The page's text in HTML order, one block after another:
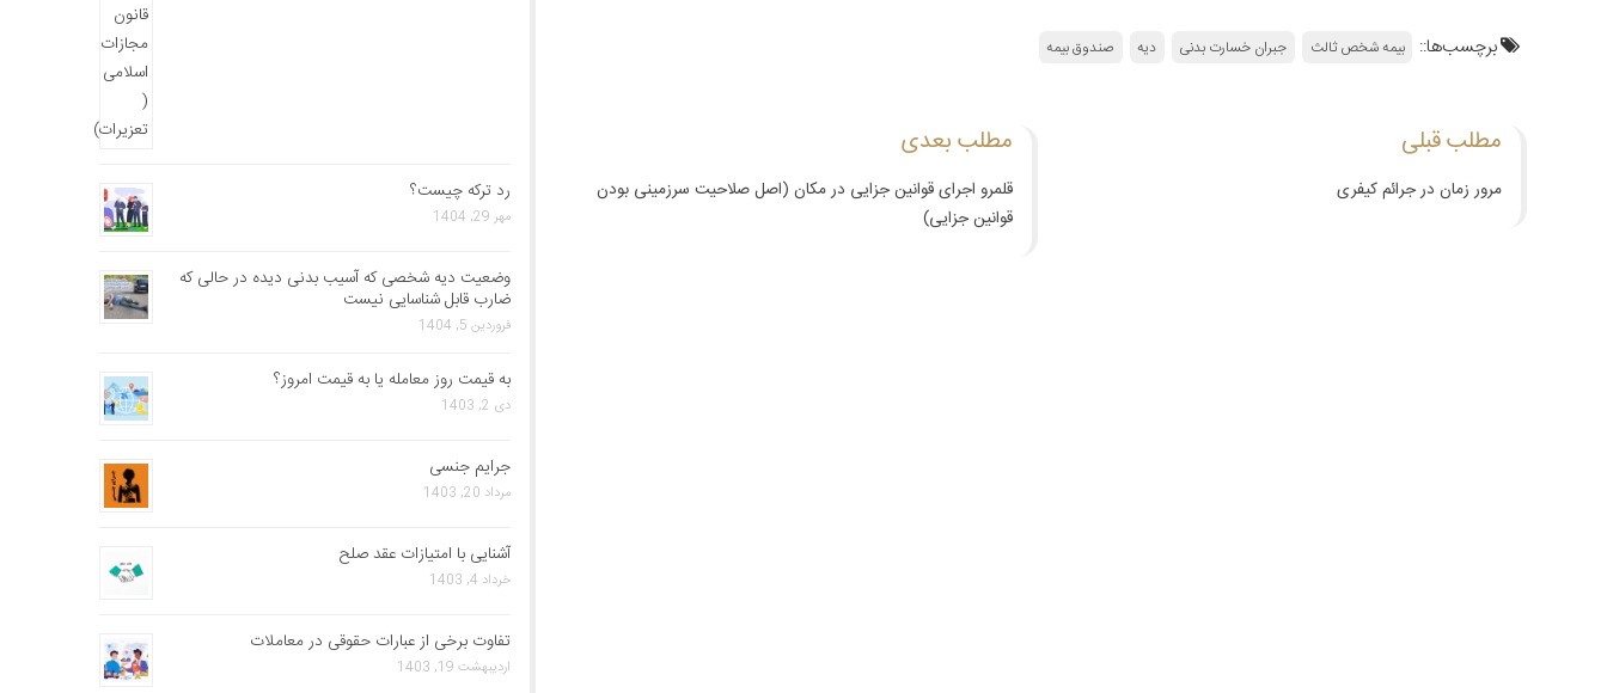
برچسب‌ها:: بیمه شخص ثالث جبران خسارت بدنی دیه صندوق بیمه
مطلب قبلی
مرور زمان در جرائم کیفری
مطلب بعدی
قلمرو اجرای قوانین جزایی در مکان (اصل صلاحیت سرزمینی بودن
قوانین جزایی)
رد ترکه چیست؟
مهر 29, 1404
وضعیت دیه شخصی که آسیب بدنی دیده در حالی که
ضارب قابل شناسایی نیست
فروردین 5, 1404
به قیمت روز معامله یا به قیمت امروز؟
دی 2, 1403
جرایم جنسی
مرداد 20, 1403
آشنایی با امتیازات عقد صلح
خرداد 4, 1403
تفاوت برخی از عبارات حقوقی در معاملات
اردیبهشت 19, 1403